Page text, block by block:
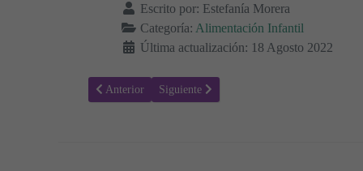
Escrito por: Estefanía Morera
Categoría: Alimentación Infantil
Última actualización: 18 Agosto 2022
Artículo anterior: Alimentación complementaria dirigida
Anterior Artículo siguiente: Alimentación para Bebés
Siguiente